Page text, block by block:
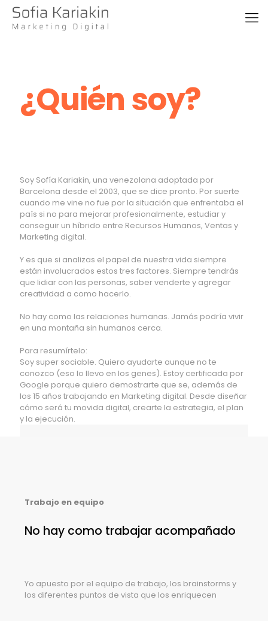
¿Quién soy?
Soy Sofía Kariakin, una venezolana adoptada por
Barcelona desde el 2003, que se dice pronto. Por suerte
cuando me vine no fue por la situación que enfrentaba el
país si no para mejorar profesionalmente, estudiar y
conseguir un híbrido entre Recursos Humanos, Ventas y
Marketing digital.
Y es que si analizas el papel de nuestra vida siempre
están involucrados estos tres factores. Siempre tendrás
que lidiar con las personas, saber venderte y agregar
creatividad a como hacerlo.
No hay como las relaciones humanas. Jamás podría vivir
en una montaña sin humanos cerca.
Para resumírtelo:
Soy super sociable. Quiero ayudarte aunque no te
conozco (eso lo llevo en los genes). Estoy certificada por
Google porque quiero demostrarte que se, además de
los 15 años trabajando en Marketing digital. Desde diseñar
cómo será tu movida digital, crearte la estrategia, el plan
y la ejecución.
Trabajo en equipo
No hay como trabajar acompañado
Yo apuesto por el equipo de trabajo, los brainstorms y
los diferentes puntos de vista que los enriquecen